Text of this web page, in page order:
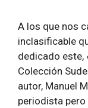
A los que nos
inclasificable
dedicado este,
Colección
autor, Manuel
periodista